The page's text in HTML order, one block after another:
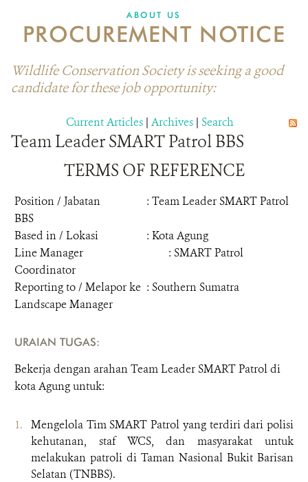
ABOUT US
PROCUREMENT NOTICE
Wildlife Conservation Society is seeking a good
candidate for these job opportunity:
Current Articles | Archives | Search
Team Leader SMART Patrol BBS
TERMS OF REFERENCE
Position / Jabatan
: Team Leader SMART Patrol
BBS
Based in / Lokasi
: Kota Agung
Line Manager
: SMART Patrol
Coordinator
Reporting to / Melapor ke : Southern Sumatra
Landscape Manager
URAIAN TUGAS:
Bekerja dengan arahan Team Leader SMART Patrol di
kota Agung untuk:
Mengelola Tim SMART Patrol yang terdiri dari polisi
kehutanan, staf WCS, dan masyarakat untuk
melakukan patroli di Taman Nasional Bukit Barisan
Selatan (TNBBS).